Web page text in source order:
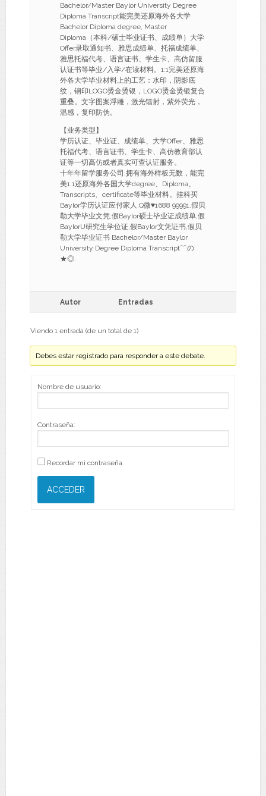
Bachelor/Master Baylor University Degree
Diploma Transcript能完美还原海外各大学
Bachelor Diploma degree, Master
Diploma（本科/硕士毕业证书、成绩单）大学
Offer录取通知书、雅思成绩单、托福成绩单、
雅思托福代考、语言证书、学生卡、高仿留服
认证书等毕业/入学/在读材料。1:1完美还原海
外各大学毕业材料上的工艺：水印，阴影底
纹，钢印LOGO烫金烫银，LOGO烫金烫银复合
重叠。文字图案浮雕，激光镭射，紫外荧光，
温感，复印防伪。
【业务类型】
学历认证、毕业证、成绩单、大学Offer、雅思
托福代考、语言证书、学生卡、高仿教育部认
证等一切高仿或者真实可查认证服务。
十年年留学服务公司,拥有海外样板无数，能完
美1:1还原海外各国大学degree、Diploma、
Transcripts、certificate等毕业材料。挂科买
Baylor学历认证应付家人,Q微♥1688 99991,假贝
勒大学毕业文凭,假Baylor硕士毕业证成绩单,假
BaylorU研究生学位证,假Baylor文凭证书,假贝
勒大学毕业证书 Bachelor/Master Baylor
University Degree Diploma Transcript﹌の
★◎.
Autor Entradas
Viendo 1 entrada (de un total de 1)
Debes estar registrado para responder a este debate.
Nombre de usuario:
Contraseña:
Recordar mi contraseña
ACCEDER